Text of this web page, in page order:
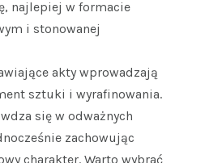
najlepiej w formacie
i stonowanej
akty wprowadzają
sztuki i wyrafinowania.
się w odważnych
zachowując
charakter. Warto wybrać